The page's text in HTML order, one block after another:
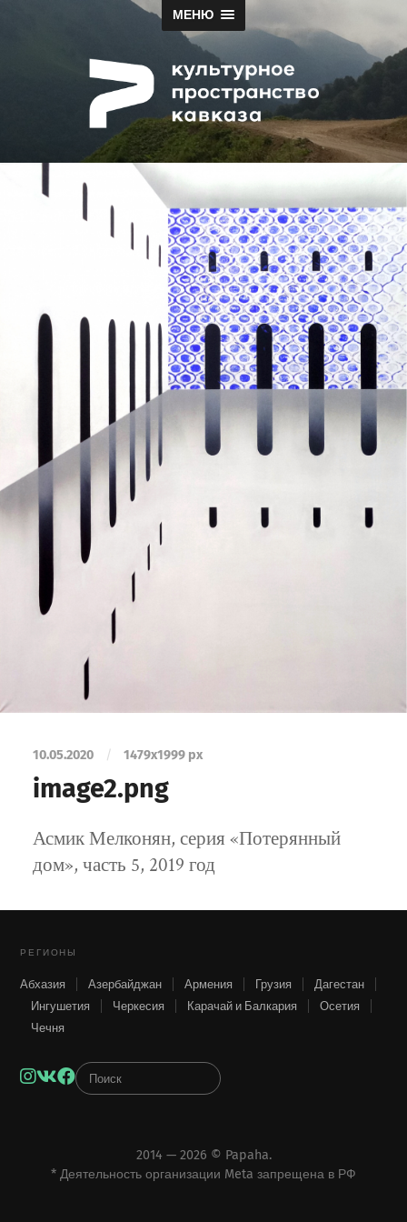
МЕНЮ
10.05.2020 / 1479x1999 px
image2.png
Асмик Мелконян, серия «Потерянный
дом», часть 5, 2019 год
РЕГИОНЫ
Абхазия Азербайджан Армения Грузия
Дагестан
Ингушетия
Черкесия Карачай и Балкария
Осетия
Чечня
Instagram
VKFacebook
2014 — 2026 © Papaha.
* Деятельность организации Meta запрещена в РФ